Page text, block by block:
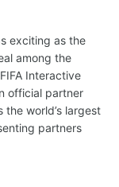
exciting as the
among the
Interactive
official partner
the world’s largest
partners